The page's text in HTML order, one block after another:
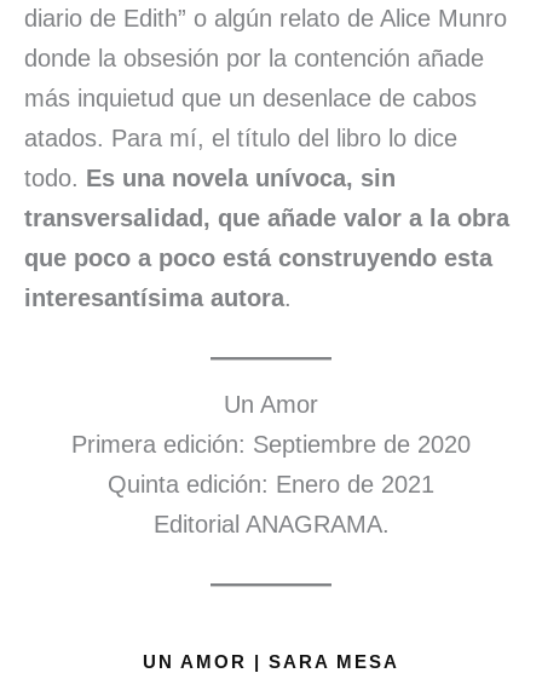
diario de Edith” o algún relato de Alice Munro
donde la obsesión por la contención añade
más inquietud que un desenlace de cabos
atados. Para mí, el título del libro lo dice
todo. Es una novela unívoca, sin
transversalidad, que añade valor a la obra
que poco a poco está construyendo esta
interesantísima autora.
Un Amor
Primera edición: Septiembre de 2020
Quinta edición: Enero de 2021
Editorial ANAGRAMA.
UN AMOR | SARA MESA